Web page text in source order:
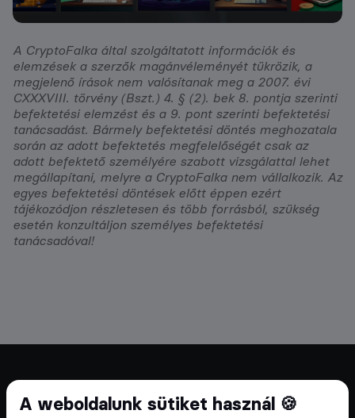
A weboldalunk sütiket használ 🍪
A CryptoFalka által szolgáltatott információk és
elemzések a szerzők magánvéleményét tükrözik, a
megjelenő írások nem valósítanak meg a 2007. évi
CXXXVIII. törvény (Bszt.) 4. § (2). bek 8. pontja szerinti
befektetési elemzést és a 9. pont szerinti befektetési
tanácsadást. Bármely befektetési döntés meghozatala
során az adott befektetés megfelelőségét csak az
adott befektető személyére szabott vizsgálattal lehet
megállapítani, melyre a CryptoFalka nem vállalkozik. Az
egyes befektetési döntések előtt éppen ezért
tájékozódjon részletesen és több forrásból, szükség
esetén konzultáljon személyes befektetési
tanácsadóval!
Cryptofalka 2018 óta